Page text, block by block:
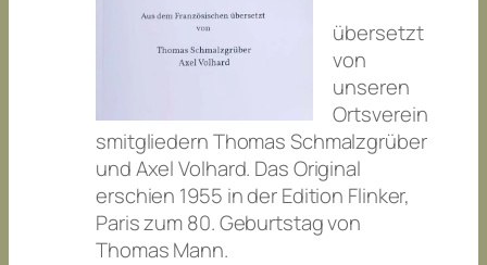
übersetzt
von
unseren
Ortsverein
smitgliedern Thomas Schmalzgrüber
und Axel Volhard. Das Original
erschien 1955 in der Edition Flinker,
Paris zum 80. Geburtstag von
Thomas Mann.